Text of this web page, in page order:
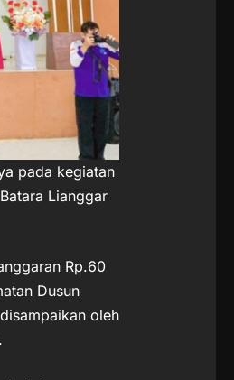
pada kegiatan
Lianggar
Rp.60
Dusun
oleh